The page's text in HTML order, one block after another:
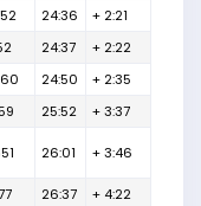
24:36
+ 2:21
24:37
+ 2:22
24:50
+ 2:35
25:52 + 3:37
26:01 + 3:46
26:37
+ 4:22